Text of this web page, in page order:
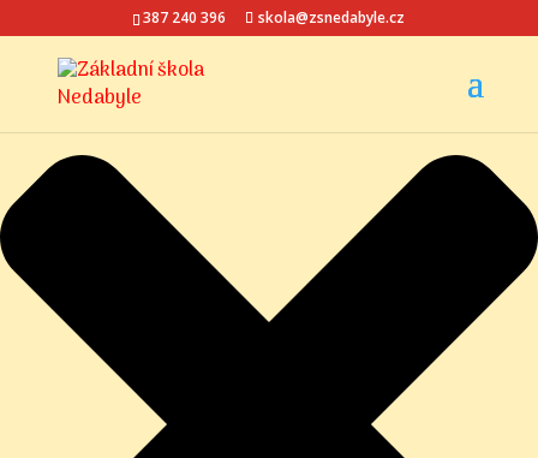
Spravovat Souhlas s cookies
387 240 396 skola@zsnedabyle.cz